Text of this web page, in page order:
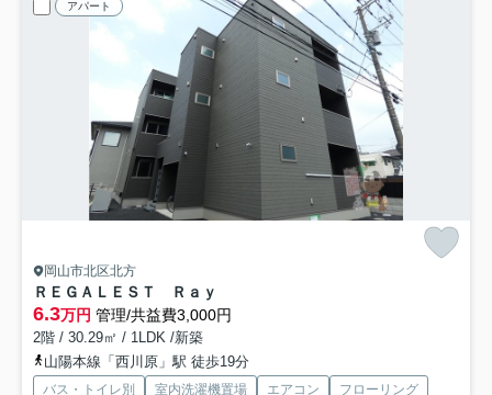
アパート
岡山市北区北方
ＲＥＧＡＬＥＳＴ Ｒａｙ
6.3万円 管理/共益費3,000円
2階 / 30.29㎡ / 1LDK /新築
山陽本線「西川原」駅 徒歩19分
バス・トイレ別 室内洗濯機置場 エアコン
フローリング